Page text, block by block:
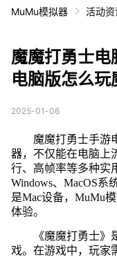
MuMu模拟器 活动资
魔魔打勇士电
电脑版怎么
2025-01-06
魔魔打勇士手游
器，不仅能在电脑上
行、高帧率等多种实
Windows、MacOS系
是Mac设备，MuMu
体验。
《魔魔打勇士
戏。在游戏中，玩家